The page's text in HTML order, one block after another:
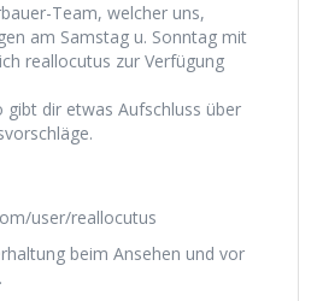
Team, welcher uns,
am Samstag u. Sonntag mit
reallocutus zur Verfügung
gibt dir etwas Aufschluss über
user/reallocutus
beim Ansehen und vor